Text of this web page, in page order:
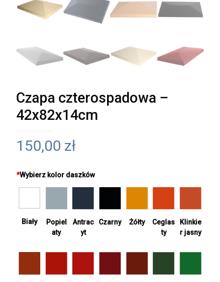
Czapa czterospadowa –
42x82x14cm
150,00 zł
*Wybierz kolor daszków
Biały
Popiel
aty
Antrac
yt
Czarny Żółty
Ceglas
ty
Klinkie
r jasny